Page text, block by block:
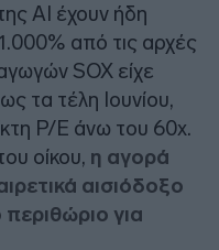
AI έχουν ήδη
από τις αρχές
SOX είχε
τα τέλη Ιουνίου,
P/E άνω του 60x.
οίκου, η αγορά
αισιόδοξο
για